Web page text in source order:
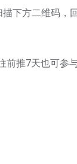
下方二维码，
前推7天也可参